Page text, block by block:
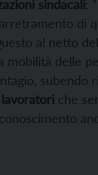
sindacali:
di
al netto
mobilità delle
subendo
lavoratori che